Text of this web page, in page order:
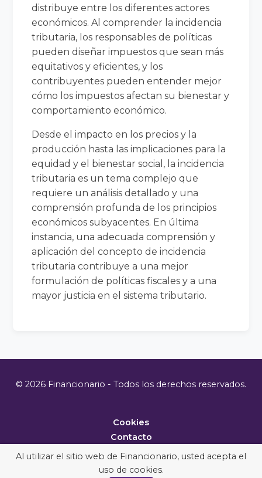
distribuye entre los diferentes actores
económicos. Al comprender la incidencia
tributaria, los responsables de políticas
pueden diseñar impuestos que sean más
equitativos y eficientes, y los
contribuyentes pueden entender mejor
cómo los impuestos afectan su bienestar y
comportamiento económico.
Desde el impacto en los precios y la
producción hasta las implicaciones para la
equidad y el bienestar social, la incidencia
tributaria es un tema complejo que
requiere un análisis detallado y una
comprensión profunda de los principios
económicos subyacentes. En última
instancia, una adecuada comprensión y
aplicación del concepto de incidencia
tributaria contribuye a una mejor
formulación de políticas fiscales y a una
mayor justicia en el sistema tributario.
© 2026 Financionario - Todos los derechos reservados.
Cookies
Contacto
Metodología
Al utilizar el sitio web de Financionario, usted acepta el
uso de cookies.